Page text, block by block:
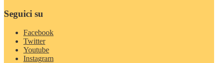
Seguici su
Facebook
Twitter
Youtube
Instagram